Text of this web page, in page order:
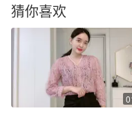
猜你喜欢